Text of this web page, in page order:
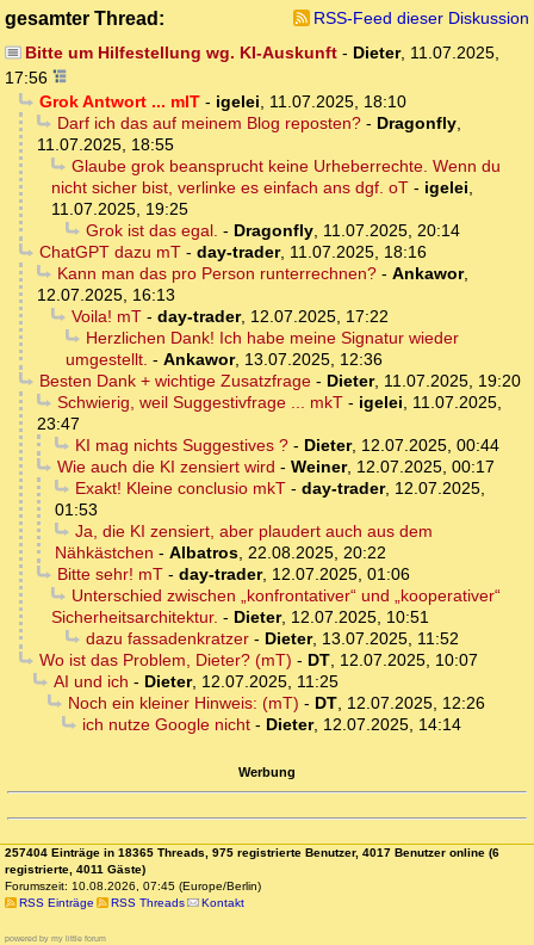
gesamter Thread:
RSS-Feed dieser Diskussion
Bitte um Hilfestellung wg. KI-Auskunft- Dieter, 11.07.2025,
17:56
Grok Antwort ... mlT- igelei, 11.07.2025, 18:10
Darf ich das auf meinem Blog reposten?- Dragonfly,
11.07.2025, 18:55
Glaube grok beansprucht keine Urheberrechte. Wenn du
nicht sicher bist, verlinke es einfach ans dgf. oT - igelei,
11.07.2025, 19:25
Grok ist das egal. - Dragonfly, 11.07.2025, 20:14
ChatGPT dazu mT- day-trader, 11.07.2025, 18:16
Kann man das pro Person runterrechnen?- Ankawor,
12.07.2025, 16:13
Voila! mT- day-trader, 12.07.2025, 17:22
Herzlichen Dank! Ich habe meine Signatur wieder
umgestellt. - Ankawor, 13.07.2025, 12:36
Besten Dank + wichtige Zusatzfrage- Dieter, 11.07.2025, 19:20
Schwierig, weil Suggestivfrage ... mkT- igelei, 11.07.2025,
23:47
KI mag nichts Suggestives ?- Dieter, 12.07.2025, 00:44
Wie auch die KI zensiert wird - Weiner, 12.07.2025, 00:17
Exakt! Kleine conclusio mkT- day-trader, 12.07.2025,
01:53
Ja, die KI zensiert, aber plaudert auch aus dem
Nähkästchen - Albatros, 22.08.2025, 20:22
Bitte sehr! mT- day-trader, 12.07.2025, 01:06
Unterschied zwischen „konfrontativer“ und „kooperativer“
Sicherheitsarchitektur. - Dieter, 12.07.2025, 10:51
dazu fassadenkratzer- Dieter, 13.07.2025, 11:52
Wo ist das Problem, Dieter? (mT) - DT, 12.07.2025, 10:07
AI und ich - Dieter, 12.07.2025, 11:25
Noch ein kleiner Hinweis: (mT) - DT, 12.07.2025, 12:26
ich nutze Google nicht- Dieter, 12.07.2025, 14:14
Werbung
257404 Einträge in 18365 Threads, 975 registrierte Benutzer, 4017 Benutzer online (6
registrierte, 4011 Gäste)
Forumszeit: 10.08.2026, 07:45 (Europe/Berlin)
RSS Einträge
RSS Threads Kontakt
powered by my little forum